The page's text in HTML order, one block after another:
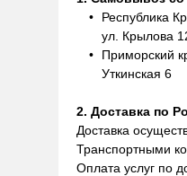
Республика
ул. Крылова
Приморский
Уткинская 6
2. Доставка по
Доставка
Транспортными
Оплата услуг по